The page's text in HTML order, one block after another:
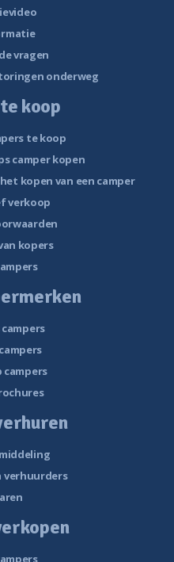
vragen
onderweg
koop
te koop
camper kopen
kopen van een camper
verkoop
kopers
campers
verhuurders